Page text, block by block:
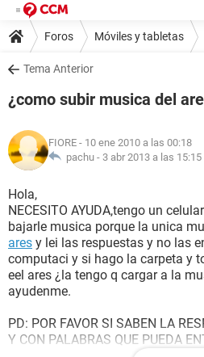
Foros Móviles y tabletas
Tema Anterior
¿como subir musica del
FIORE - 10 ene 2010 a las 00:18
pachu - 3 abr 2013 a las 15:15
Hola,
NECESITO AYUDA,tengo un
bajarle musica porque la unica
ares y lei las respuestas y no las
computaci y si hago la carpeta y
eel ares ¿la tengo q cargar a la
ayudenme.
PD: POR FAVOR SI SABEN LA
Y CON PALABRAS QUE PUEDA